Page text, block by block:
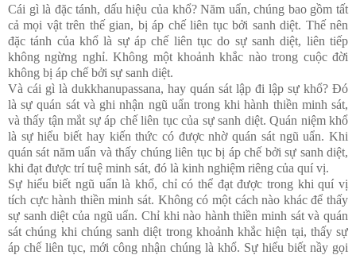
Cái gì là đặc tánh, dấu hiệu của khổ? Năm uẩn, chúng bao gồm tất
cả mọi vật trên thế gian, bị áp chế liên tục bởi sanh diệt. Thế nên
đặc tánh của khổ là sự áp chế liên tục do sự sanh diệt, liên tiếp
không ngừng nghỉ. Không một khoảnh khắc nào trong cuộc đời
không bị áp chế bởi sự sanh diệt.
Và cái gì là dukkhanupassana, hay quán sát lập đi lập sự khổ? Đó
là sự quán sát và ghi nhận ngũ uẩn trong khi hành thiền minh sát,
và thấy tận mắt sự áp chế liên tục của sự sanh diệt. Quán niệm khổ
là sự hiểu biết hay kiến thức có được nhờ quán sát ngũ uẩn. Khi
quán sát năm uẩn và thấy chúng liên tục bị áp chế bởi sự sanh diệt,
khi đạt được trí tuệ minh sát, đó là kinh nghiệm riêng của quí vị.
Sự hiểu biết ngũ uẩn là khổ, chỉ có thể đạt được trong khi quí vị
tích cực hành thiền minh sát. Không có một cách nào khác để thấy
sự sanh diệt của ngũ uẩn. Chỉ khi nào hành thiền minh sát và quán
sát chúng khi chúng sanh diệt trong khoảnh khắc hiện tại, thấy sự
áp chế liên tục, mới công nhận chúng là khổ. Sự hiểu biết nầy gọi